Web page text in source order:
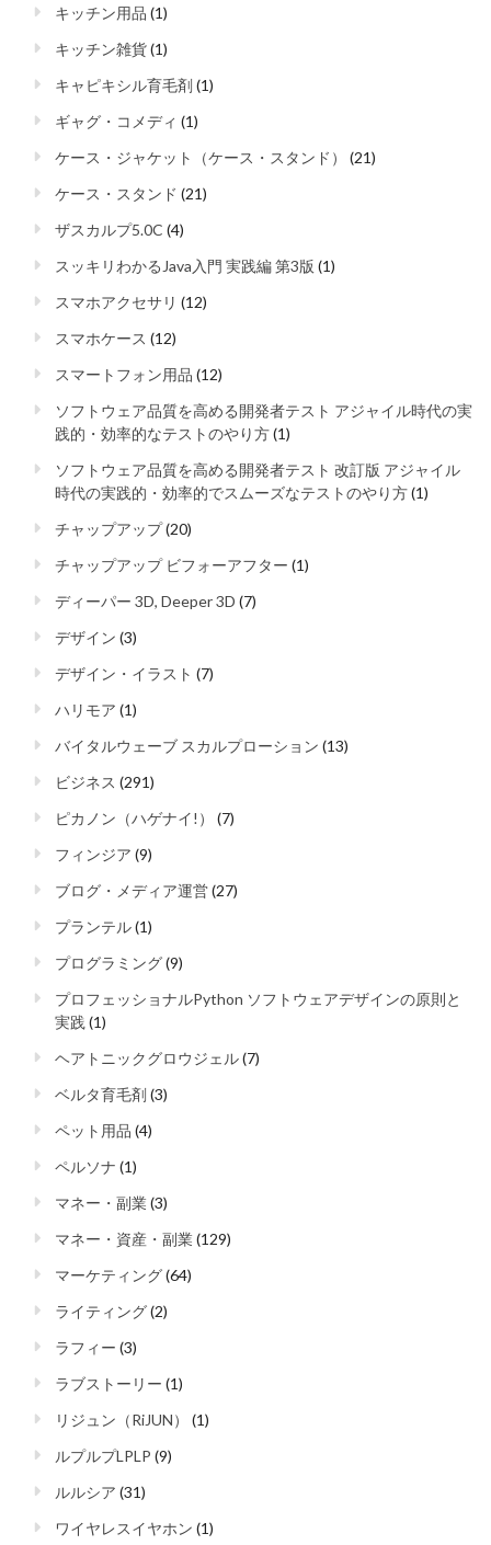
キッチン用品 (1)
キッチン雑貨(1)
キャピキシル育毛剤 (1)
ギャグ・コメディ (1)
ケース・ジャケット（ケース・スタンド）
(21)
ケース・スタンド (21)
ザスカルプ5.0C (4)
スッキリわかるJava入門 実践編 第3版 (1)
スマホアクセサリ (12)
スマホケース (12)
スマートフォン用品 (12)
ソフトウェア品質を高める開発者テスト アジャイル時代の実
践的・効率的なテストのやり方(1)
ソフトウェア品質を高める開発者テスト 改訂版 アジャイル
時代の実践的・効率的でスムーズなテストのやり方(1)
チャップアップ(20)
チャップアップ ビフォーアフター (1)
ディーパー 3D, Deeper 3D (7)
デザイン (3)
デザイン・イラスト (7)
ハリモア (1)
バイタルウェーブ スカルプローション (13)
ビジネス (291)
ピカノン（ハゲナイ!）
(7)
フィンジア (9)
ブログ・メディア運営(27)
プランテル(1)
プログラミング(9)
プロフェッショナルPython ソフトウェアデザインの原則と
実践(1)
ヘアトニックグロウジェル(7)
ベルタ育毛剤 (3)
ペット用品 (4)
ペルソナ (1)
マネー・副業(3)
マネー・資産・副業(129)
マーケティング(64)
ライティング(2)
ラフィー (3)
ラブストーリー (1)
リジュン（RiJUN）
(1)
ルプルプLPLP (9)
ルルシア (31)
ワイヤレスイヤホン (1)